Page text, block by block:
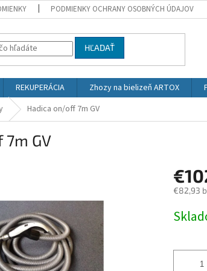
PODMIENKY OCHRANY OSOBNÝCH ÚDAJOV
HĽADAŤ
REKUPERÁCIA Zhozy na bielizeň ARTOX
Hadica on/off 7m GV
GV
€82,93
cena: